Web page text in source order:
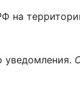
на
уведомления.